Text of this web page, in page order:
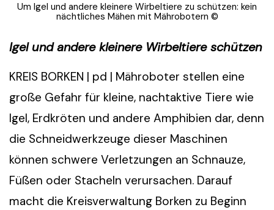
Um Igel und andere kleinere Wirbeltiere zu schützen: kein
nächtliches Mähen mit Mährobotern ©
Igel und andere kleinere Wirbeltiere schützen
KREIS BORKEN | pd | Mähroboter stellen eine
große Gefahr für kleine, nachtaktive Tiere wie
Igel, Erdkröten und andere Amphibien dar, denn
die Schneidwerkzeuge dieser Maschinen
können schwere Verletzungen an Schnauze,
Füßen oder Stacheln verursachen. Darauf
macht die Kreisverwaltung Borken zu Beginn